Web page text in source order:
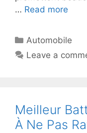
… Read more
Automobile
Leave a
Meilleur
À Ne Pas